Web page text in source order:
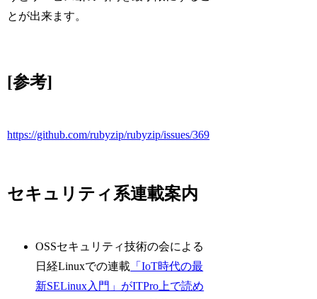
とが出来ます。
[参考]
https://github.com/rubyzip/rubyzip/issues/369
セキュリティ系連載案内
OSSセキュリティ技術の会による
日経Linuxでの連載 「IoT時代の最
新SELinux入門」がITPro上で読め